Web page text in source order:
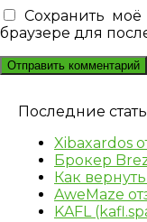
Сохранить
браузере для
Последние
Xibaxardos
Брокер
Как
AweMaze
KAFL